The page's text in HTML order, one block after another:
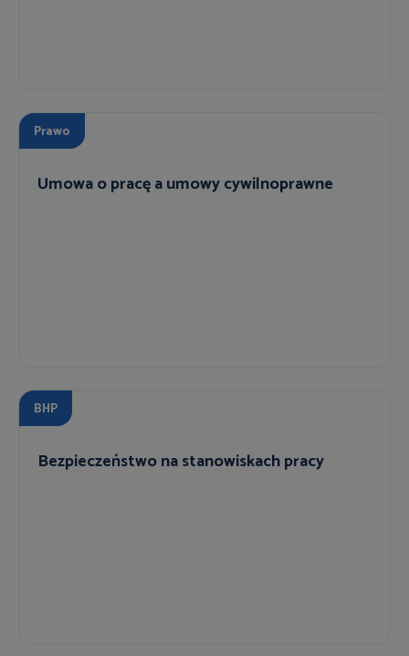
Prawo
Umowa o pracę a umowy cywilnoprawne
BHP
Bezpieczeństwo na stanowiskach pracy